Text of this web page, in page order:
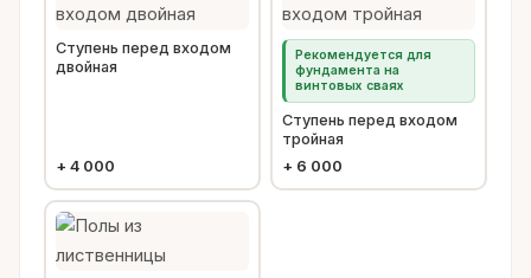
Ступень перед входом
двойная
+ 4 000
Рекомендуется для
фундамента на
винтовых сваях
Ступень перед входом
тройная
+ 6 000